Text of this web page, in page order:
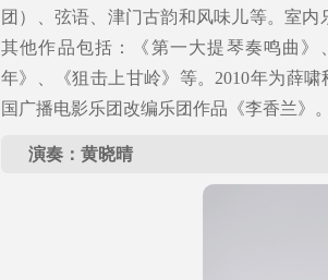
团）、弦语、津门古韵和风味儿等。室内
其他作品包括：《第一大提琴奏鸣曲
年》、《狙击上甘岭》等。2010年为薛
国广播电影乐团改编乐团作品《李香兰》。
演奏：黄晓晴